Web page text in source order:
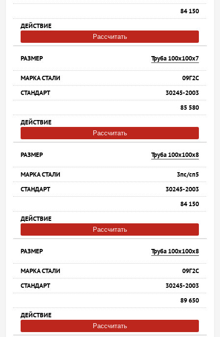
84 150
Рассчитать
Труба 100х100х7
09Г2С
30245-2003
85 580
Рассчитать
Труба 100х100х8
3пс/сп5
30245-2003
84 150
Рассчитать
Труба 100х100х8
09Г2С
30245-2003
89 650
Рассчитать